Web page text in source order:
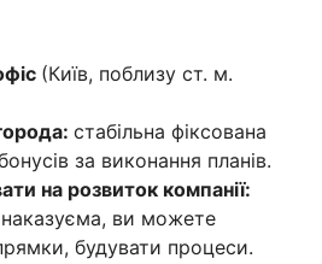
(Київ, поблизу ст. м.
стабільна фіксована
за виконання планів.
на розвиток компанії:
наказуєма, ви можете
будувати процеси.